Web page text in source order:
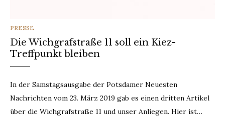
CATEGORIES
PRESSE
Die Wichgrafstraße 11 soll ein Kiez-
Treffpunkt bleiben
In der Samstagsausgabe der Potsdamer Neuesten
Nachrichten vom 23. März 2019 gab es einen dritten Artikel
über die Wichgrafstraße 11 und unser Anliegen. Hier ist…